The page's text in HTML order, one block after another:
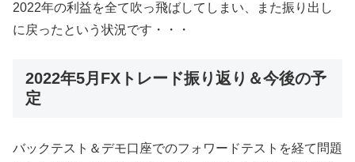
2022年の利益を全て吹っ飛ばしてしまい、また振り出し
に戻ったという状況です・・・
2022年5月FXトレード振り返り＆今後の予
定
バックテスト＆デモ口座でのフォワードテストを経て問題